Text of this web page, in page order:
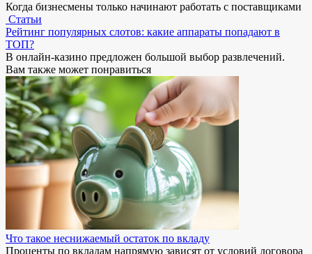
Когда бизнесмены только начинают работать с поставщиками
Статьи
Рейтинг популярных слотов: какие аппараты попадают в
ТОП?
В онлайн-казино предложен большой выбор развлечений.
Вам также может понравиться
Что такое неснижаемый остаток по вкладу
Проценты по вкладам напрямую зависят от условий договора